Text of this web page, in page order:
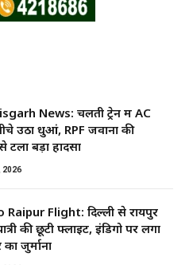
News: चलती ट्रेन में AC
उठा धुआं, RPF जवानों की
बड़ा हादसा
2026
Flight: दिल्ली से रायपुर
की छूटी फ्लाइट, इंडिगो पर लगा
जुर्माना